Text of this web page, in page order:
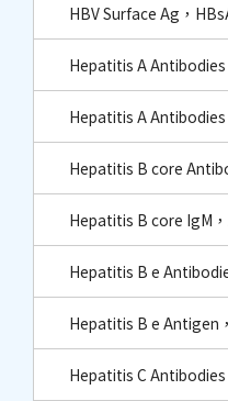
HBV Surface Ag，
Hepatitis A
Hepatitis A
Hepatitis B core
Hepatitis B core IgM
Hepatitis B e
Hepatitis B e Antigen
Hepatitis C